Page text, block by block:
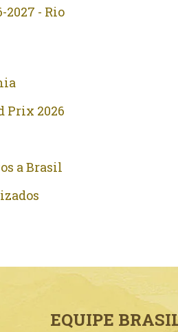
2027 - Rio
Prix 2026
a Brasil
EQUIPE